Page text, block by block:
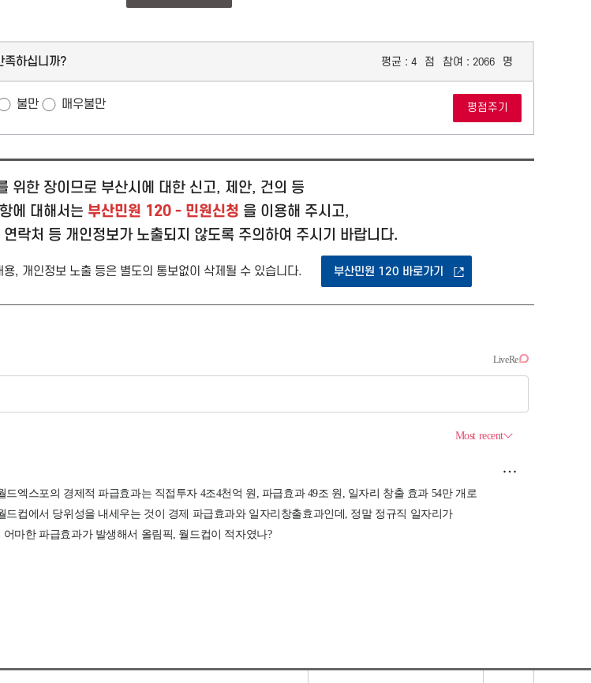
족하십니까? 평균 : 4 점 참여 : 2066 명
불만 매우불만
위한 장이므로 부산시에 대한 신고, 제안, 건의 등
에 대해서는 부산민원 120 - 민원신청 을 이용해 주시고,
락처 등 개인정보가 노출되지 않도록 주의하여 주시기 바랍니다.
, 개인정보 노출 등은 별도의 통보없이 삭제될 수 있습니다. 부산민원 120 바로가기